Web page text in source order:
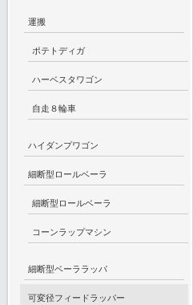
運搬
ポテトディガ
ハーベスタワゴン
自走８輪車
ハイダンプワゴン
細断型ロールベーラ
細断型ロールベーラ
コーンラップマシン
細断型ベーララッパ
可変径フィードラッパー